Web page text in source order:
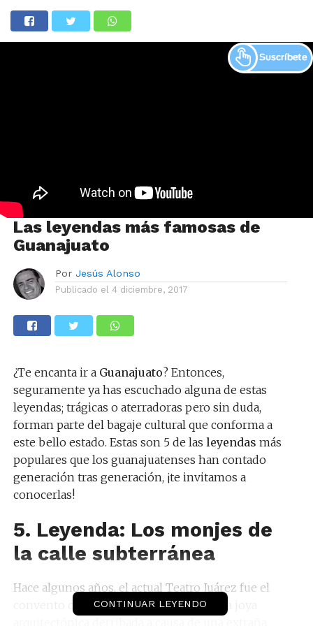
Las leyendas más famosas de
Guanajuato
Por Jesús Alonso
Publicado el 4 diciembre, 2017
¿Te encanta ir a Guanajuato? Entonces,
seguramente ya has escuchado alguna de estas
leyendas; trágicas o aterradoras pero sin duda,
forman parte del bagaje cultural que conforma a
este bello estado. Estas son 5 de las leyendas más
populares que los guanajuatenses han contado
generación tras generación, ¡te invitamos a
conocerlas!
5. Leyenda: Los monjes de
la calle subterránea
Hace algunos años, el actual Teatro Juárez fue el
convento de San Pedro de Alcántara, una joya
CONTINUAR LEYENDO